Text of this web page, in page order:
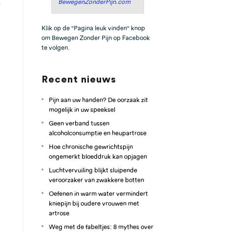
BewegenZonderPijn.com
Klik op de "Pagina leuk vinden" knop
om Bewegen Zonder Pijn op Facebook
te volgen.
Recent nieuws
Pijn aan uw handen? De oorzaak zit
mogelijk in uw speeksel
Geen verband tussen
alcoholconsumptie en heupartrose
Hoe chronische gewrichtspijn
ongemerkt bloeddruk kan opjagen
Luchtvervuiling blijkt sluipende
veroorzaker van zwakkere botten
Oefenen in warm water vermindert
kniepijn bij oudere vrouwen met
artrose
Weg met de fabeltjes: 8 mythes over